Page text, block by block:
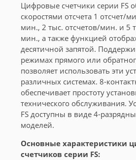
Цифровые счетчики серии FS
скоростями отсчета 1 отсчет/
мин., 2 тыс. отсчетов/мин. и 5
мин., а также функцией
десятичной запятой.
режимах прямого или
позволяет использовать эти
различных системах. 8-
обеспечивает простоту
технического обслуживания.
FS доступны в виде 4-
моделей.
Основные характеристики
счетчиков серии FS: